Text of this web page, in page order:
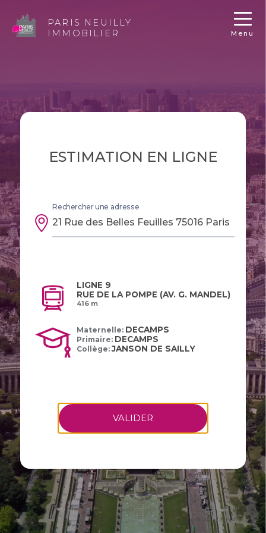
PARIS NEUILLY
IMMOBILIER
Menu
ESTIMATION EN LIGNE
Rechercher une adresse
LIGNE 9
RUE DE LA POMPE (AV. G. MANDEL)
416 m
Maternelle: DECAMPS
Primaire: DECAMPS
Collège:JANSON DE SAILLY
VALIDER